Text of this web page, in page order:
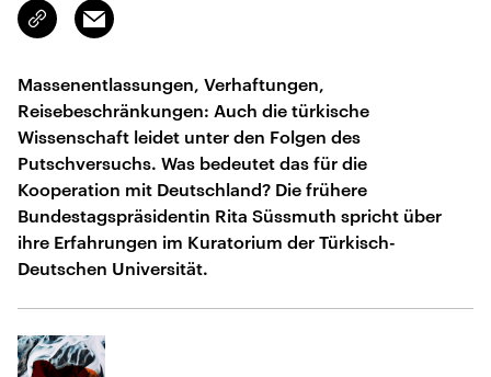
Link
kopieren/teilen
Email
Massenentlassungen, Verhaftungen,
Reisebeschränkungen: Auch die türkische
Wissenschaft leidet unter den Folgen des
Putschversuchs. Was bedeutet das für die
Kooperation mit Deutschland? Die frühere
Bundestagspräsidentin Rita Süssmuth spricht über
ihre Erfahrungen im Kuratorium der Türkisch-
Deutschen Universität.